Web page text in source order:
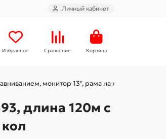
Личный кабинет
Избранное Сравнение Корзина
монитор 13", рама на кол
длина 120м с